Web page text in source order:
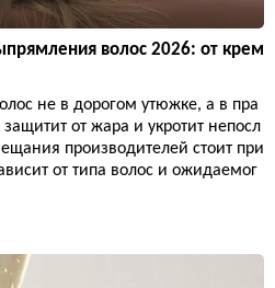
волос 2026: от крем
не в дорогом утюжке, а в пра
от жара и укротит непосл
производителей стоит при
от типа волос и ожидаемог